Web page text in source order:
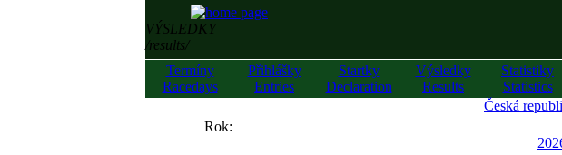
VÝSLEDKY
/results/
Termíny
Racedays
Přihlášky
Entries
Startky
Declaration
Výsledky
Results
Statistiky
Statistics
Česká
Rok: